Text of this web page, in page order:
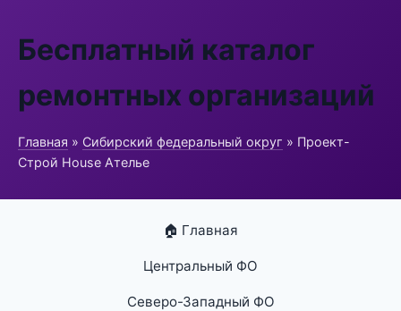
Бесплатный каталог
ремонтных организаций
Главная » Сибирский федеральный округ » Проект-
Строй House Ателье
🏠 Главная
Центральный ФО
Северо-Западный ФО